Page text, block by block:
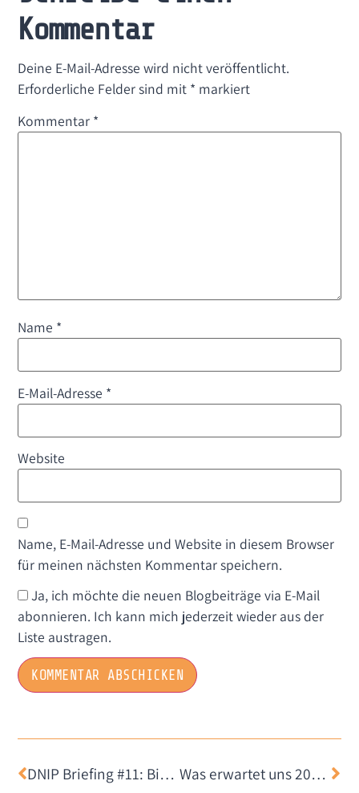
Kommentar
Deine E-Mail-Adresse wird nicht veröffentlicht.
Erforderliche Felder sind mit * markiert
Kommentar *
Name *
E-Mail-Adresse *
Website
Name, E-Mail-Adresse und Website in diesem Browser
für meinen nächsten Kommentar speichern.
Ja, ich möchte die neuen Blogbeiträge via E-Mail
abonnieren. Ich kann mich jederzeit wieder aus der
Liste austragen.
DNIP Briefing #11: Big Tech war schon immer rechts Was erwartet uns 2025: das Wichtigste zu Chatkontrolle, e-wasauchimmer und Cybersecurity